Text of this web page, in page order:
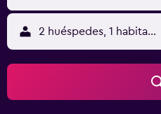
2 huéspedes, 1